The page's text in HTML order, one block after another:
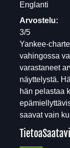
Englanti
Arvostelu:
3/5
Yankee-
vahingossa
varastaneet
näyttelystä.
hän pelastaa
saavat vain
Tietoa